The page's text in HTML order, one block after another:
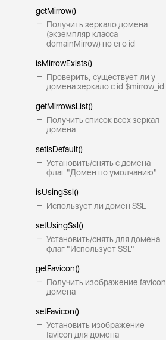
getMirrow()
Получить зеркало домена
(экземпляр класса
domainMirrow) по его id
isMirrowExists()
Проверить, существует ли у
домена зеркало с id $mirrow_id
getMirrowsList()
Получить список всех зеркал
домена
setIsDefault()
Установить/снять с домена
флаг "Домен по умолчанию"
isUsingSsl()
Использует ли домен SSL
setUsingSsl()
Установить/снять для домена
флаг "Использует SSL"
getFavicon()
Получить изображение favicon
домена
setFavicon()
Установить изображение
favicon для домена